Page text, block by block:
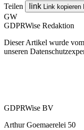
Teilen link Link kopieren
GW
GDPRWise Redaktion
Dieser Artikel wurde
unseren
GDPRWise BV
Arthur Goemaerelei 50